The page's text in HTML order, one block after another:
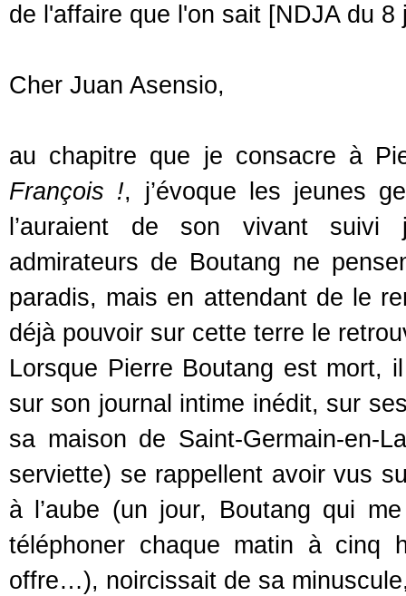
de l'affaire que l'on sait [NDJA du 8
Cher Juan Asensio,
au chapitre que je consacre à
François !, j’évoque les jeunes
l’auraient de son vivant suivi
admirateurs de Boutang ne
paradis, mais en attendant de le
déjà pouvoir sur cette terre le
Lorsque Pierre Boutang est mort,
sur son journal intime inédit, sur
sa maison de Saint-Germain-en-
serviette) se rappellent avoir vus
à l’aube (un jour, Boutang qui
téléphoner chaque matin à cinq
offre…), noircissait de sa